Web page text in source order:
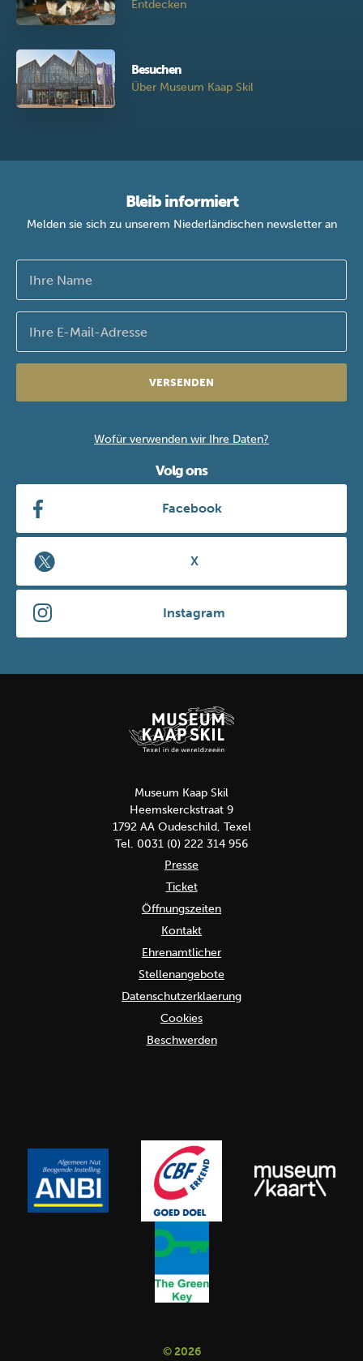
Entdecken
Besuchen
Über Museum Kaap Skil
Bleib informiert
Melden sie sich zu unserem Niederländischen newsletter an
VERSENDEN
Wofür verwenden wir Ihre Daten?
Volg ons
Facebook
X
Instagram
Museum Kaap Skil
Heemskerckstraat 9
1792 AA Oudeschild, Texel
Tel. 0031 (0) 222 314 956
Presse
Ticket
Öffnungszeiten
Kontakt
Ehrenamtlicher
Stellenangebote
Datenschutzerklaerung
Cookies
Beschwerden
© 2026